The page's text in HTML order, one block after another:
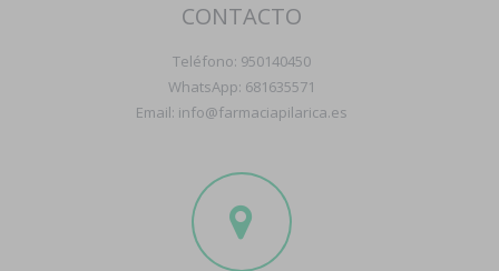
CONTACTO
Teléfono: 950140450
WhatsApp: 681635571
Email: info@farmaciapilarica.es